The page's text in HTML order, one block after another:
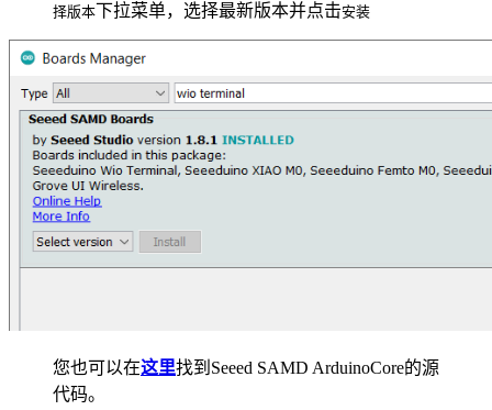
择版本下拉菜单，选择最新版本并点击安装
您也可以在这里找到Seeed SAMD ArduinoCore的源
代码。